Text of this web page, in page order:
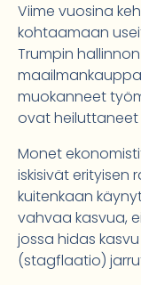
Viime vuosina
kohtaamaan
Trumpin
muokanneet
ovat heiluttaneet
Monet
iskisivät erityisen
kuitenkaan
vahvaa kasvua,
jossa hidas
(stagflaatio)